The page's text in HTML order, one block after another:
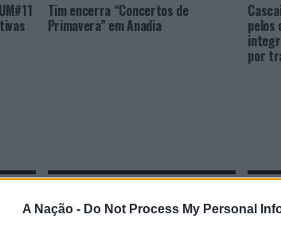
A Nação - Do Not Process My Personal
Tim encerra “Concertos de
Primavera” em Anadia pelos
por
apresenta “Beethoven no Feminino”